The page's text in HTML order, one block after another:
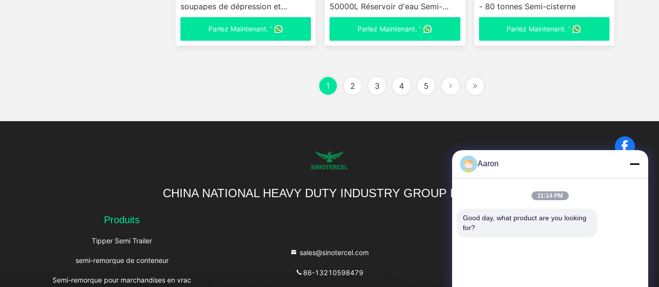
soupapes de dépression et
dispositifs antistatiques
Parlez Maintenant. '
50000L Réservoir d'eau Semi-
remorque
Parlez Maintenant. '
- 80 tonnes Semi-cisterne
Parlez Maintenant. '
1 2 3 4 5
CHINA NATIONAL HEAVY DUTY INDUSTRY GROUP LIMITED
Produits
Tipper Semi Trailer
semi-remorque de conteneur
Semi-remorque pour marchandises en vrac
sales@sinotercel.com
86-13210598479
Liens Rapides
Aaron
11:14 PM
Good day, what product are you looking
for?